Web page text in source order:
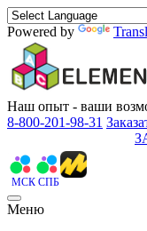
Powered by
Наш опыт - ваши
8-800-201-98-31
МСК СПБ
Меню